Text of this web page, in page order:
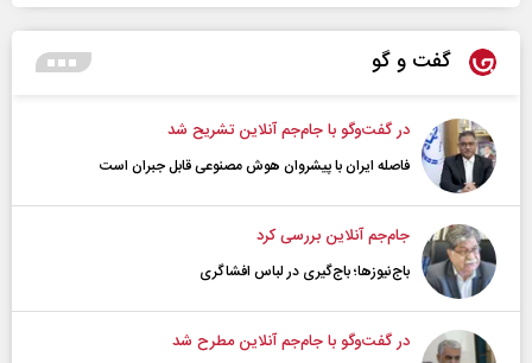
گفت و گو
در گفت‌و‌گو با جام‌جم آنلاین تشریح شد
فاصله ایران با پیشرو‌ان هوش مصنوعی قابل جبران است
جام‌جم آنلاین بررسی کرد
باج‌نیوزها؛ باج‌گیری در لباس افشاگری
در گفت‌و‌گو با جام‌جم آنلاین مطرح شد